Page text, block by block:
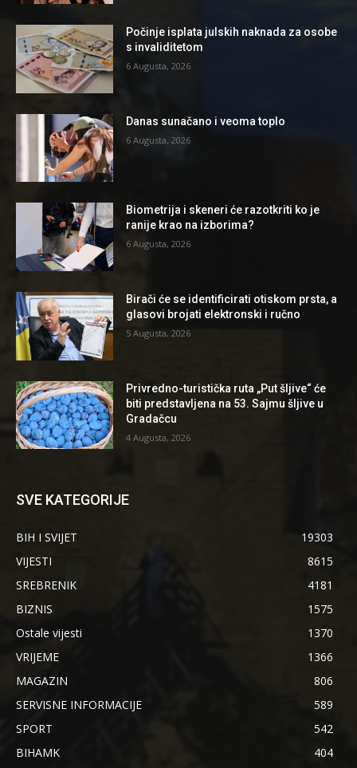
Počinje isplata julskih naknada za osobe
s invaliditetom
6 Augusta, 2026
Danas sunačano i veoma toplo
6 Augusta, 2026
Biometrija i skeneri će razotkriti ko je
ranije krao na izborima?
6 Augusta, 2026
Birači će se identificirati otiskom prsta, a
glasovi brojati elektronski i ručno
5 Augusta, 2026
Privredno-turistička ruta „Put šljive“ će
biti predstavljena na 53. Sajmu šljive u
Gradačcu
4 Augusta, 2026
SVE KATEGORIJE
BIH I SVIJET
19303
VIJESTI
8615
SREBRENIK
4181
BIZNIS
1575
Ostale vijesti
1370
VRIJEME
1366
MAGAZIN
806
SERVISNE INFORMACIJE
589
SPORT
542
BIHAMK
404